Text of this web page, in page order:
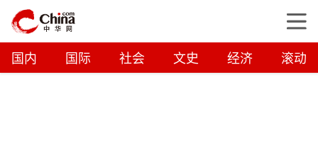
国内 国际 社会 文史 经济 滚动